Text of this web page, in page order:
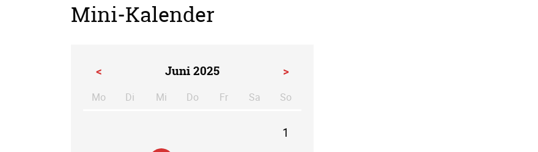
Mini-Kalender
< Juni 2025 >
Mo ntagDi enstag
Mi ttwoch
Do nnerstag
Fr eitagSa mstag
So
1